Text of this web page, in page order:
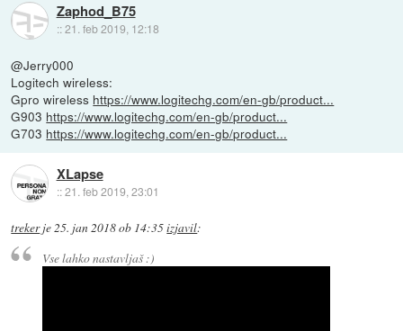
Zaphod_B75
::21. feb 2019, 12:18
@Jerry000
Logitech wireless:
Gpro wireless https://www.logitechg.com/en-gb/product...
G903 https://www.logitechg.com/en-gb/product...
G703 https://www.logitechg.com/en-gb/product...
XLapse
::21. feb 2019, 23:01
trekerje25. jan 2018 ob 14:35izjavil:
Vse lahko nastavljaš :)